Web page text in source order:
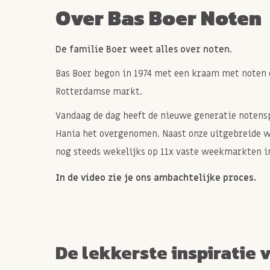
Kan sporen bevatten van SOJA, (andere) NOTEN.
Over Bas Boer Noten
De familie Boer weet alles over noten.
Bas Boer begon in 1974 met een kraam met
Rotterdamse markt.
Vandaag de dag heeft de nieuwe generatie
Hania het overgenomen. Naast onze uitgebreide
nog steeds wekelijks op 11x vaste weekmarkten
In de video zie je ons ambachtelijke proces.
De lekkerste inspiratie